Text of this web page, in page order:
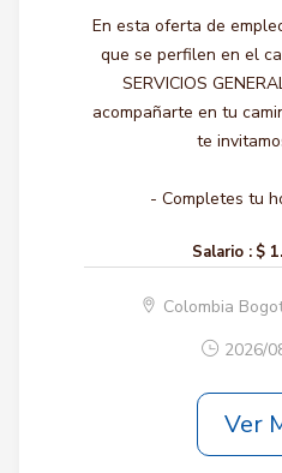
En esta oferta de
que se perfilen en el
SERVICIOS
acompañarte en tu
te
- Completes tu
Salario : $
Colombia
2026/
Ver